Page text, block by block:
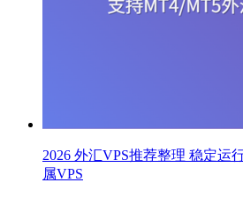
2026 外汇VPS推荐整理 稳定运
属VPS